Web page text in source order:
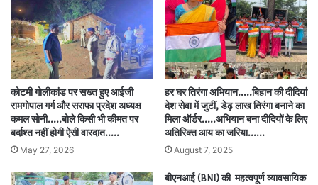
कोटमी गोलीकांड पर सख्त हुए आईजी
रामगोपाल गर्ग और सराफा प्रदेश अध्यक्ष
कमल सोनी…..बोले किसी भी कीमत पर
बर्दाश्त नहीं होगी ऐसी वारदात…..
May 27, 2026
हर घर तिरंगा अभियान…..बिहान की दीदियां
देश सेवा में जुटीं, डेढ़ लाख तिरंगा बनाने का
मिला ऑर्डर…..अभियान बना दीदियों के लिए
अतिरिक्त आय का जरिया……
August 7, 2025
बीएनआई (BNI) की महत्वपूर्ण व्यावसायिक